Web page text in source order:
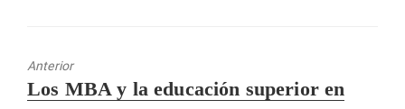
Anterior
Entrada
Los MBA y la educación superior en